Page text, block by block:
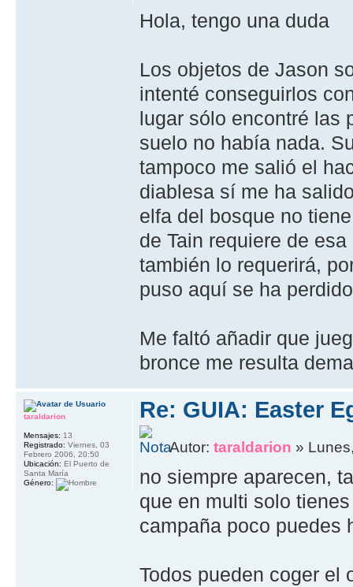
Hola, tengo una duda
Los objetos de Jason
intenté conseguirlos
lugar sólo encontré las
suelo no había nada.
tampoco me salió el
diablesa sí me ha
elfa del bosque no
de Tain requiere de
también lo requerirá,
puso aquí se ha perdido
Me faltó añadir que
bronce me resulta
Re: GUIA: Easter
Autor:taraldarion »
no siempre aparecen,
que en multi solo
campaña poco puedes
Todos pueden coger el
taraldarion
Mensajes: 13
Registrado: Viernes, 03
Febrero 2006, 20:50
Ubicación: El Puerto de
Santa María
Género: